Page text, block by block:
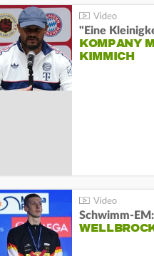
"Eine
KOMPANY
KIMMICH
Schwimm-